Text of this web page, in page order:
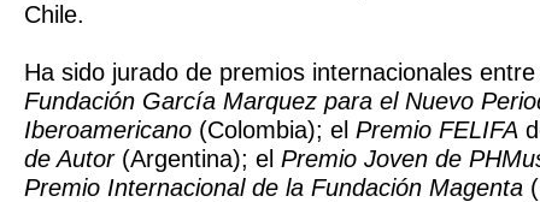
Chile.
Ha sido jurado de premios internacionales
Fundación García Marquez para el Nuevo
Iberoamericano (Colombia); el Premio FELIFA
de Autor(Argentina); el Premio Joven de
Premio Internacional de la Fundación Magenta